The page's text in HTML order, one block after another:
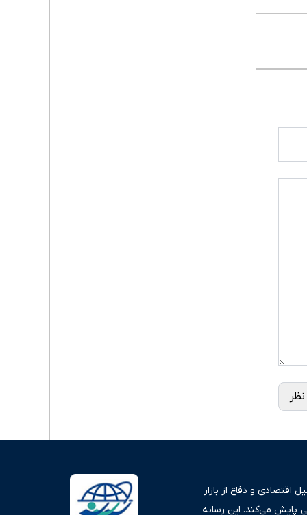
و دفاع از بازار
پایش می‌کند. این رسانه